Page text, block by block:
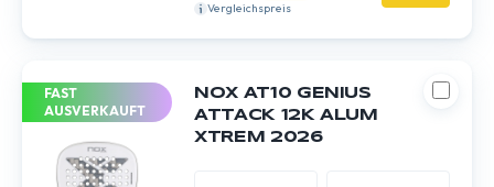
Vergleichspreis
FAST
AUSVERKAUFT
NOX AT10 GENIUS
ATTACK 12K ALUM
XTREM 2026